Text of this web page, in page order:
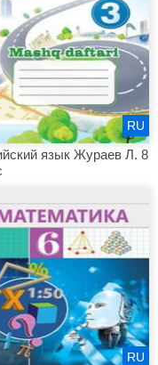
язык Жураев Л. 8
RU
RU